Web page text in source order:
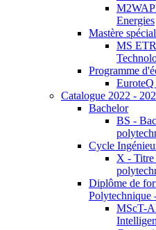
Energies
Mastère
MS
Programme
Catalogue 2022 -
Bachelor
BS -
Cycle
X - Titre
Diplôme de
MScT-